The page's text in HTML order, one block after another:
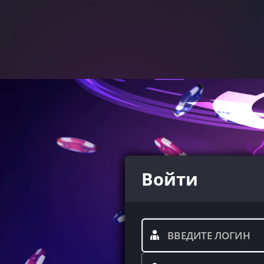
Войти